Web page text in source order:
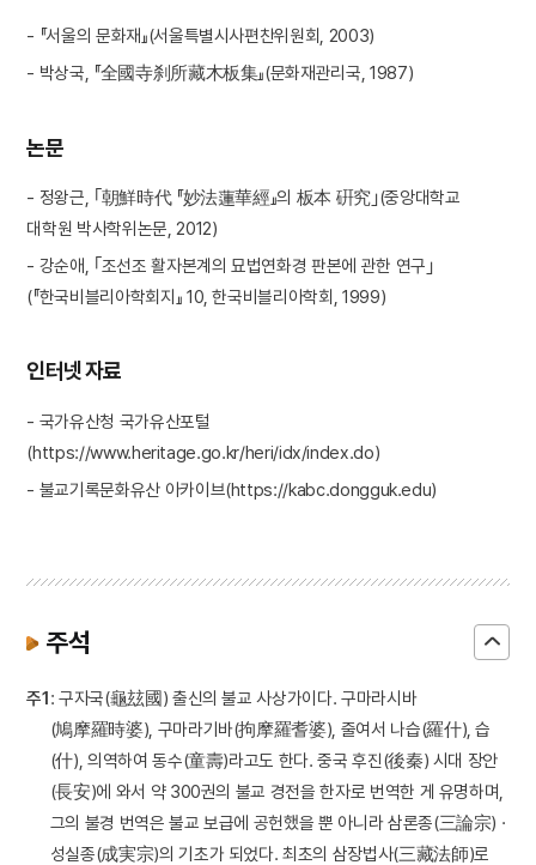
- 『서울의 문화재』(서울특별시사편찬위원회, 2003)
- 박상국, 『全國寺刹所藏木板集』(문화재관리국, 1987)
논문
- 정왕근, ｢朝鮮時代 『妙法蓮華經』의 板本 硏究｣(중앙대학교
대학원 박사학위논문, 2012)
- 강순애, ｢조선조 활자본계의 묘법연화경 판본에 관한 연구｣
(『한국비블리아학회지』 10, 한국비블리아학회, 1999)
인터넷 자료
- 국가유산청 국가유산포털
(https://www.heritage.go.kr/heri/idx/index.do)
- 불교기록문화유산 아카이브(https://kabc.dongguk.edu)
주석
주1: 구자국(龜玆國) 출신의 불교 사상가이다. 구마라시바
(鳩摩羅時婆), 구마라기바(拘摩羅耆婆), 줄여서 나습(羅什), 습
(什), 의역하여 동수(童壽)라고도 한다. 중국 후진(後秦) 시대 장안
(長安)에 와서 약 300권의 불교 경전을 한자로 번역한 게 유명하며,
그의 불경 번역은 불교 보급에 공헌했을 뿐 아니라 삼론종(三論宗) ·
성실종(成実宗)의 기초가 되었다. 최초의 삼장법사(三藏法師)로